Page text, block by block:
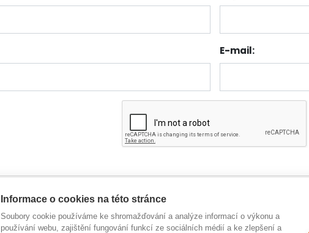
E-mail:
Informace o cookies na této stránce
Soubory cookie používáme ke shromažďování a analýze informací o výkonu a
používání webu, zajištění fungování funkcí ze sociálních médií a ke zlepšení a